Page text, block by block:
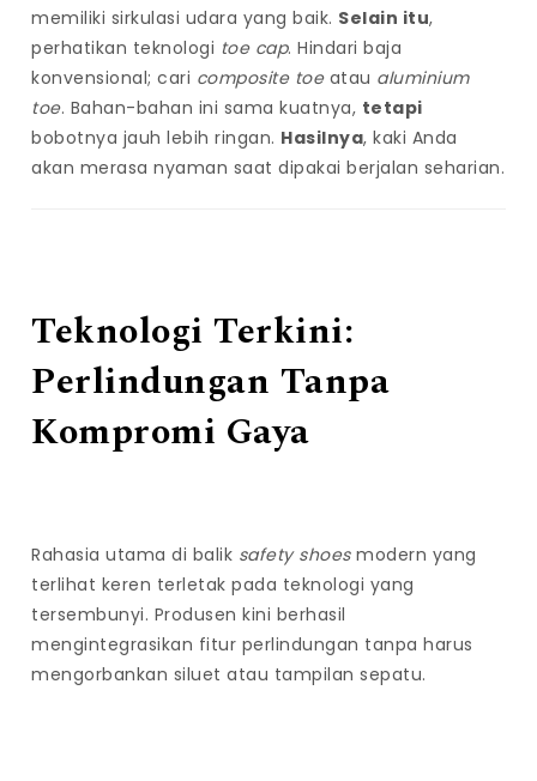
memiliki sirkulasi udara yang baik. Selain itu,
perhatikan teknologi toe cap. Hindari baja
konvensional; cari composite toeatau aluminium
toe. Bahan-bahan ini sama kuatnya, tetapi
bobotnya jauh lebih ringan. Hasilnya, kaki Anda
akan merasa nyaman saat dipakai berjalan seharian.
Teknologi Terkini:
Perlindungan Tanpa
Kompromi Gaya
Rahasia utama di balik safety shoesmodern yang
terlihat keren terletak pada teknologi yang
tersembunyi. Produsen kini berhasil
mengintegrasikan fitur perlindungan tanpa harus
mengorbankan siluet atau tampilan sepatu.